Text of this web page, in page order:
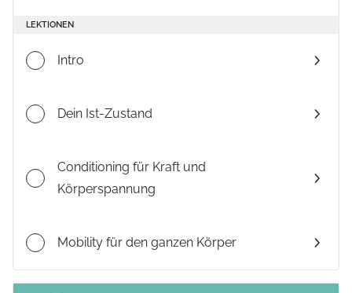
LEKTIONEN
Intro
Dein Ist-Zustand
Conditioning für Kraft und
Körperspannung
Mobility für den ganzen Körper